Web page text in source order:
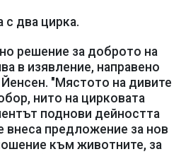
с два цирка.
решение за доброто на
в изявление, направено
"Мястото на дивите
нито на цирковата
поднови дейността
внеса предложение за нов
към животните, за